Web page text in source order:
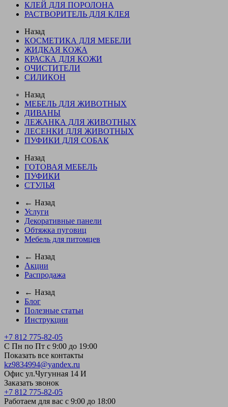
КЛЕЙ ДЛЯ ПОРОЛОНА
РАСТВОРИТЕЛЬ ДЛЯ КЛЕЯ
Назад
КОСМЕТИКА ДЛЯ МЕБЕЛИ
ЖИДКАЯ КОЖА
КРАСКА ДЛЯ КОЖИ
ОЧИСТИТЕЛИ
СИЛИКОН
Назад
МЕБЕЛЬ ДЛЯ ЖИВОТНЫХ
ДИВАНЫ
ЛЕЖАНКА ДЛЯ ЖИВОТНЫХ
ЛЕСЕНКИ ДЛЯ ЖИВОТНЫХ
ПУФИКИ ДЛЯ СОБАК
Назад
ГОТОВАЯ МЕБЕЛЬ
ПУФИКИ
СТУЛЬЯ
← Назад
Услуги
Декоративные панели
Обтяжка пуговиц
Мебель для питомцев
← Назад
Акции
Распродажа
← Назад
Блог
Полезные статьи
Инструкции
+7 812 775-82-05
С Пн по Пт с 9:00 до 19:00
Показать все контакты
kz9834994@yandex.ru
Офис ул.Чугунная 14 И
Заказать звонок
+7 812 775-82-05
Работаем для вас с 9:00 до 18:00